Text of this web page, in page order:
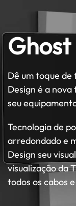
Dê um toque de
Design é a
seu
Tecnologia de
arredondado e
Design seu
visualização da
todos os cabos